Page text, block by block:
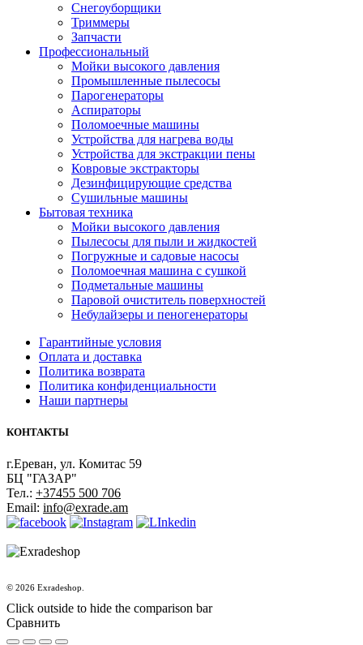
Снегоуборщики
Триммеры
Запчасти
Профессиональный
Мойки высокого давления
Промышленные пылесосы
Парогенераторы
Аспираторы
Поломоечные машины
Устройства для нагрева воды
Устройства для экстракции пены
Ковровые экстракторы
Дезинфицирующие средства
Сушильные машины
Бытовая техника
Мойки высокого давления
Пылесосы для пыли и жидкостей
Погружные и садовые насосы
Поломоечная машина с сушкой
Подметальные машины
Паровой очиститель поверхностей
Небулайзеры и пеногенераторы
Гарантийные условия
Оплата и доставка
Политика возврата
Политика конфиденциальности
Наши партнеры
КОНТАКТЫ
г.Ереван, ул. Комитас 59
БЦ "ГАЗАР"
Тел.: +37455 500 706
Email: info@exrade.am
© 2026 Exradeshop.
Click outside to hide the comparison bar
Сравнить